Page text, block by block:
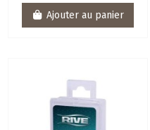
Ajouter au panier